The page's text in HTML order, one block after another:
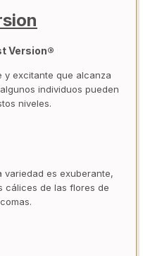
Version®
y excitante que alcanza
individuos pueden
niveles.
variedad es exuberante,
cálices de las flores de